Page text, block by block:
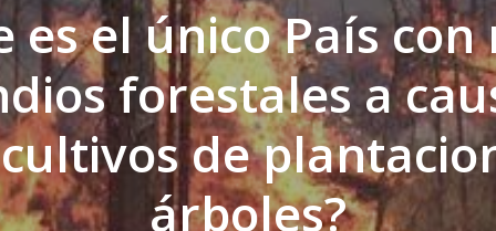
es el único País con
forestales a
de
árboles?